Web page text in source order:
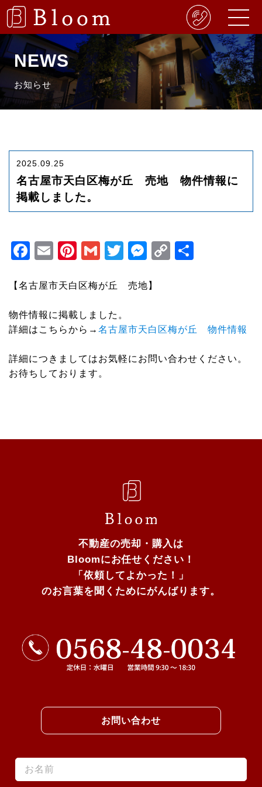
NEWS
お知らせ
2025.09.25
名古屋市天白区梅が丘 売地 物件情報に
掲載しました。
Facebook
EmailPinterest
GmailTwitter
Messenger
Copy
Link
【名古屋市天白区梅が丘 売地】
物件情報に掲載しました。
詳細はこちらから→名古屋市天白区梅が丘 物件情報
詳細につきましてはお気軽にお問い合わせください。
お待ちしております。
不動産の売却・購入は
Bloomにお任せください！
「依頼してよかった！」
のお言葉を聞くためにがんばります。
お問い合わせ